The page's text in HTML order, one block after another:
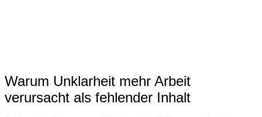
Warum Unklarheit mehr Arbeit
verursacht als fehlender Inhalt